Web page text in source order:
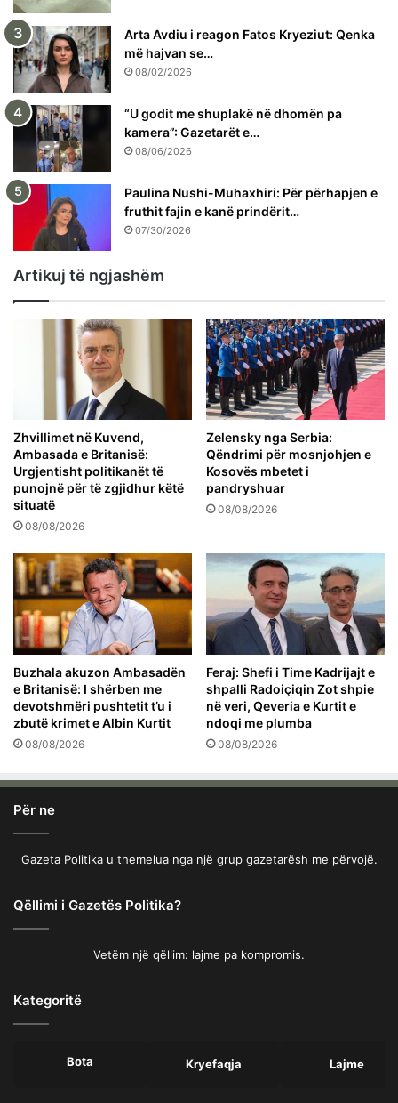
Arta Avdiu i reagon Fatos Kryeziut: Qenka
më hajvan se…
08/02/2026
“U godit me shuplakë në dhomën pa
kamera”: Gazetarët e…
08/06/2026
Paulina Nushi-Muhaxhiri: Për përhapjen e
fruthit fajin e kanë prindërit…
07/30/2026
Artikuj të ngjashëm
Zhvillimet në Kuvend,
Ambasada e Britanisë:
Urgjentisht politikanët të
punojnë për të zgjidhur këtë
situatë
08/08/2026
Zelensky nga Serbia:
Qëndrimi për mosnjohjen e
Kosovës mbetet i
pandryshuar
08/08/2026
Buzhala akuzon Ambasadën
e Britanisë: I shërben me
devotshmëri pushtetit t’u i
zbutë krimet e Albin Kurtit
08/08/2026
Feraj: Shefi i Time Kadrijajt e
shpalli Radoiçiqin Zot shpie
në veri, Qeveria e Kurtit e
ndoqi me plumba
08/08/2026
Për ne
Gazeta Politika u themelua nga një grup gazetarësh me përvojë.
Qëllimi i Gazetës Politika?
Vetëm një qëllim: lajme pa kompromis.
Kategoritë
Bota Kryefaqja Lajme